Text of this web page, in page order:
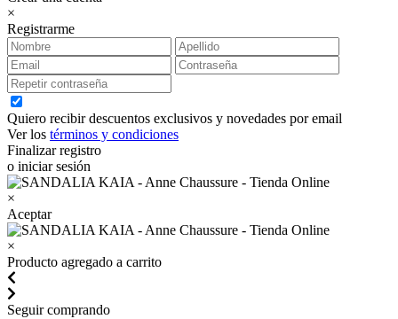
×
Registrarme
Quiero recibir descuentos exclusivos y novedades por email
Ver los términos y condiciones
Finalizar registro
o iniciar sesión
×
Aceptar
×
Producto agregado a carrito
Seguir comprando